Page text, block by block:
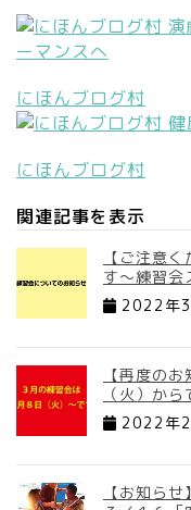
にほんブログ村
にほんブログ村
関連記事を表示
【ご注意
す～練習会
2022年
【再度の
（火）から
2022年
【お知ら